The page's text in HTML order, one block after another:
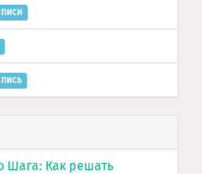
Шага: Как решать